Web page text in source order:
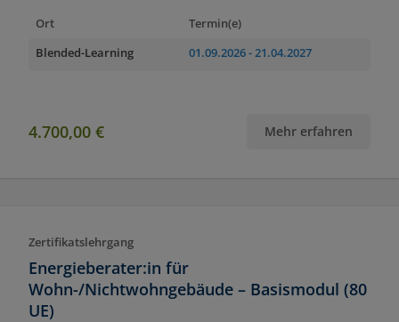
Ort
Termin(e)
Blended-Learning
01.09.2026- 21.04.2027
4.700,00 € Mehr erfahren
Zertifikatslehrgang
Energieberater:in für
Wohn-/Nichtwohngebäude – Basismodul (80
UE)